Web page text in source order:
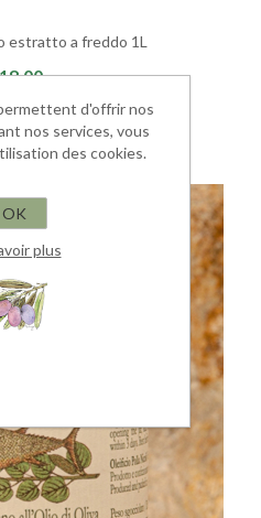
estratto a freddo 1L
d'offrir nos
nos services, vous
des cookies.
OK
plus